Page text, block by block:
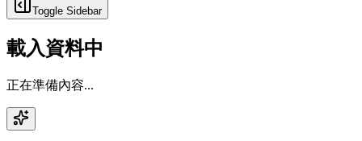
Toggle Sidebar
載入資料中
正在準備內容...